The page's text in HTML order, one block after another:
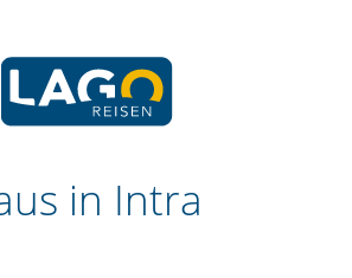
in Intra